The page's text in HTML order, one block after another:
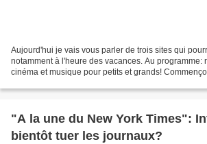
Aujourd'hui je vais vous parler de trois sites qui
notamment à l'heure des vacances. Au programme:
cinéma et musique pour petits et grands!
"A la une du New York Times":
bientôt tuer les journaux?